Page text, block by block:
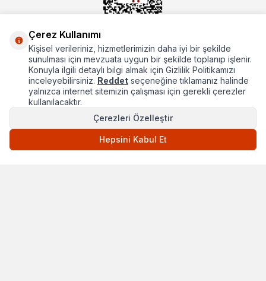
Hakkımızda
Hızlı Erişim
Popüler Kategoriler
T-SoftE-TicaretSistemleriyle Hazırlanmıştır.
Çerez Kullanımı
Kişisel verileriniz, hizmetlerimizin daha iyi bir şekilde
sunulması için mevzuata uygun bir şekilde toplanıp işlenir.
Konuyla ilgili detaylı bilgi almak için Gizlilik Politikamızı
inceleyebilirsiniz. Reddet seçeneğine tıklamanız halinde
yalnızca internet sitemizin çalışması için gerekli çerezler
kullanılacaktır.
Çerezleri Özelleştir
Hepsini Kabul Et